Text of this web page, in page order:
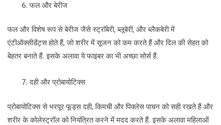
फल और बेरीज
फल और विशेष रूप से बेरीज जैसे स्ट्रॉबेरी, ब्लूबेरी, और ब्लैकबेरी में
एंटीऑक्सीडेंट्स होते हैं, जो शरीर में सूजन को कम करते हैं और दिल की सेहत को
बेहतर बनाते हैं. इसके अलावा ये फाइबर का भी अच्छा सोर्स हैं.
दही और प्रोबायोटिक्स
प्रोबायोटिक्स से भरपूर फूड्स दही, किमची और पिक्लेस पाचन को सही रखते हैं और
शरीर के कोलेस्ट्रॉल को नियंत्रित करने में मदद करते हैं. इसके अलावा महिलाओं